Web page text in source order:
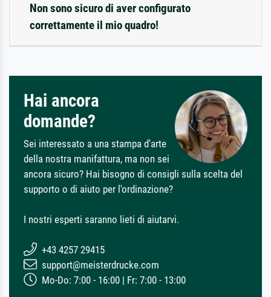
Non sono sicuro di aver configurato
correttamente il mio quadro!
Hai ancora
domande?
Sei interessato a una stampa d'arte
della nostra manifattura, ma non sei
ancora sicuro? Hai bisogno di consigli sulla scelta del
supporto o di aiuto per l'ordinazione?
I nostri esperti saranno lieti di aiutarvi.
+43 4257 29415
support@meisterdrucke.com
Mo-Do: 7:00 - 16:00 | Fr: 7:00 - 13:00